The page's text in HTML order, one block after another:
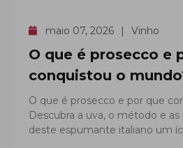
maio 07, 2026 Vinho
O que é prosecco e
conquistou o
O que é prosecco e por que
Descubra a uva, o método e
deste espumante italiano um